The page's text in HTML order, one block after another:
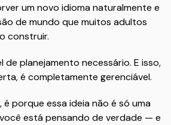
um novo idioma naturalmente e
de mundo que muitos adultos
construir.
de planejamento necessário. E isso,
é completamente gerenciável.
é porque essa ideia não é só uma
está pensando de verdade — e